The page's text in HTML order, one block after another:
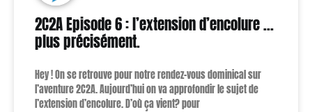
2C2A Episode 6 : l’extension d’encolure …
plus précisément.
Hey ! On se retrouve pour notre rendez-vous dominical sur
l’aventure 2C2A. Aujourd’hui on va approfondir le sujet de
l’extension d’encolure. D’où ça vient? pour